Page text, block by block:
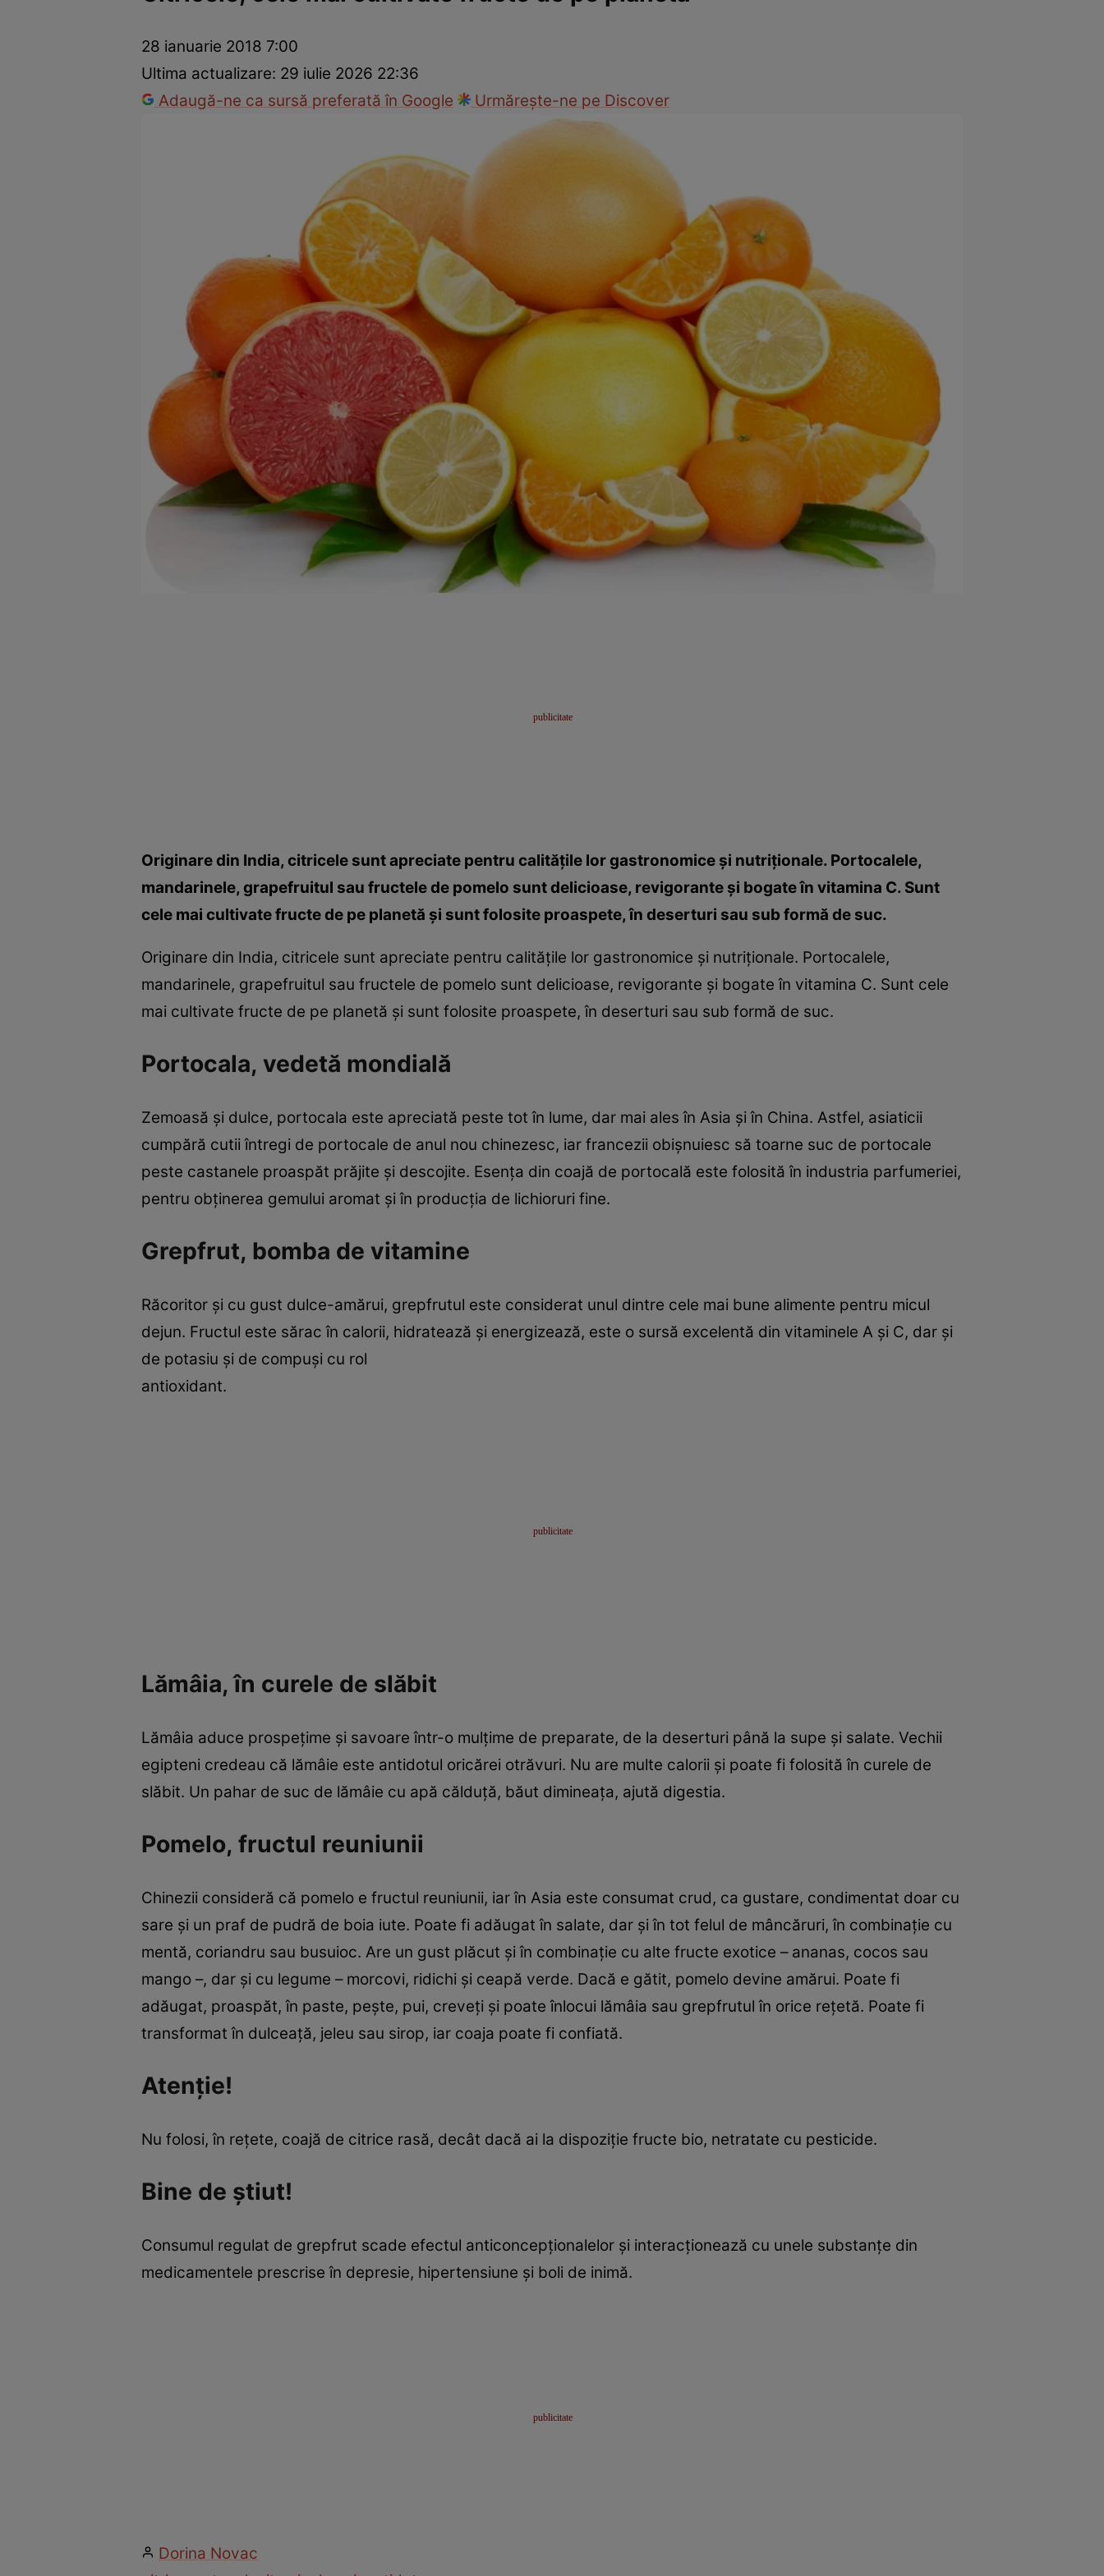
Dezvoltare personalăÎngrijire personalăCasă și grădină
28 ianuarie 2018 7:00
Ultima actualizare: 29 iulie 2026 22:36
Adaugă-ne ca sursă preferată în Google
Urmărește-ne pe Discover
Originare din India, citricele sunt apreciate pentru calităţile lor gastronomice şi nutriţionale. Portocalele,
mandarinele, grapefruitul sau fructele de pomelo sunt delicioase, revigorante şi bogate în vitamina C. Sunt
cele mai cultivate fructe de pe planetă şi sunt folosite proaspete, în deserturi sau sub formă de suc.
Originare din India, citricele sunt apreciate pentru calităţile lor gastronomice şi nutriţionale. Portocalele,
mandarinele, grapefruitul sau fructele de pomelo sunt delicioase, revigorante şi bogate în vitamina C. Sunt cele
mai cultivate fructe de pe planetă şi sunt folosite proaspete, în deserturi sau sub formă de suc.
Portocala, vedetă mondială
Zemoasă şi dulce, portocala este apreciată peste tot în lume, dar mai ales în Asia şi în China. Astfel, asiaticii
cumpără cutii întregi de portocale de anul nou chinezesc, iar francezii obişnuiesc să toarne suc de portocale
peste castanele proaspăt prăjite şi descojite. Esenţa din coajă de portocală este folosită în industria parfumeriei,
pentru obţinerea gemului aromat şi în producţia de lichioruri fine.
Grepfrut, bomba de vitamine
Răcoritor şi cu gust dulce-amărui, grepfrutul este considerat unul dintre cele mai bune alimente pentru micul
dejun. Fructul este sărac în calorii, hidratează şi energizează, este o sursă excelentă din vitaminele A şi C, dar şi
de potasiu şi de compuşi cu rol
Lămâia, în curele de slăbit
Lămâia aduce prospeţime şi savoare într-o mulţime de preparate, de la deserturi până la supe şi salate. Vechii
egipteni credeau că lămâie este antidotul oricărei otrăvuri. Nu are multe calorii şi poate fi folosită în curele de
slăbit. Un pahar de suc de lămâie cu apă călduţă, băut dimineaţa, ajută digestia.
Pomelo, fructul reuniunii
Chinezii consideră că pomelo e fructul reuniunii, iar în Asia este consumat crud, ca gustare, condimentat doar cu
sare şi un praf de pudră de boia iute. Poate fi adăugat în salate, dar şi în tot felul de mâncăruri, în combinaţie cu
mentă, coriandru sau busuioc. Are un gust plăcut şi în combinaţie cu alte fructe exotice – ananas, cocos sau
mango –, dar şi cu legume – morcovi, ridichi şi ceapă verde. Dacă e gătit, pomelo devine amărui. Poate fi
adăugat, proaspăt, în paste, peşte, pui, creveţi şi poate înlocui lămâia sau grepfrutul în orice reţetă. Poate fi
transformat în dulceaţă, jeleu sau sirop, iar coaja poate fi confiată.
Atenţie!
Nu folosi, în reţete, coajă de citrice rasă, decât dacă ai la dispoziţie fructe bio, netratate cu pesticide.
Bine de ştiut!
Consumul regulat de grepfrut scade efectul anticoncepţionalelor şi interacţionează cu unele substanţe din
medicamentele prescrise în depresie, hipertensiune şi boli de inimă.
Dorina Novac